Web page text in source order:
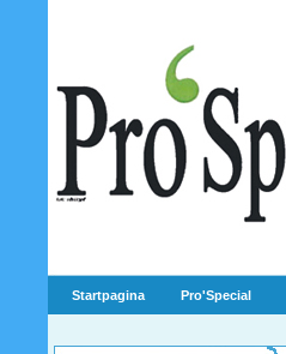
Startpagina Pro'Special